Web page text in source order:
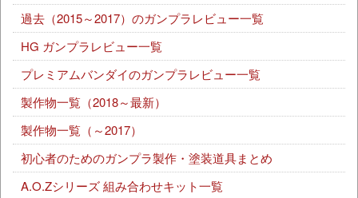
過去（2015～2017）のガンプラレビュー一覧
HG ガンプラレビュー一覧
プレミアムバンダイのガンプラレビュー一覧
製作物一覧（2018～最新）
製作物一覧（～2017）
初心者のためのガンプラ製作・塗装道具まとめ
A.O.Zシリーズ 組み合わせキット一覧